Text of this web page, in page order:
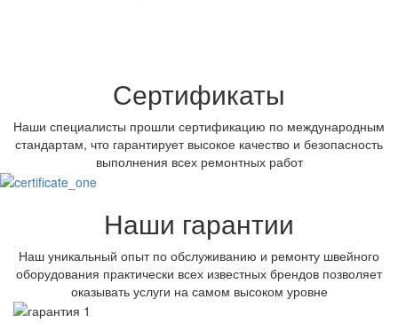
Сертификаты
Наши специалисты прошли сертификацию по международным
стандартам, что гарантирует высокое качество и безопасность
выполнения всех ремонтных работ
Наши гарантии
Наш уникальный опыт по обслуживанию и ремонту швейного
оборудования практически всех известных брендов позволяет
оказывать услуги на самом высоком уровне